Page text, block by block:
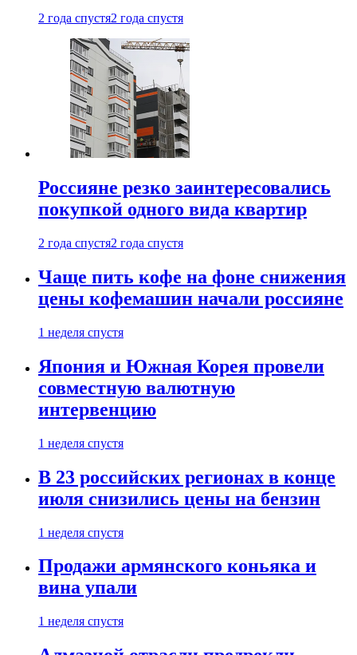
2 года спустя2 года спустя
Россияне резко заинтересовались
покупкой одного вида квартир
2 года спустя2 года спустя
Чаще пить кофе на фоне снижения
цены кофемашин начали россияне
1 неделя спустя
Япония и Южная Корея провели
совместную валютную
интервенцию
1 неделя спустя
В 23 российских регионах в конце
июля снизились цены на бензин
1 неделя спустя
Продажи армянского коньяка и
вина упали
1 неделя спустя